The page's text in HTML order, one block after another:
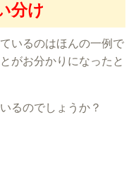
分け
いるのはほんの一例で
がお分かりになったと
るのでしょうか？